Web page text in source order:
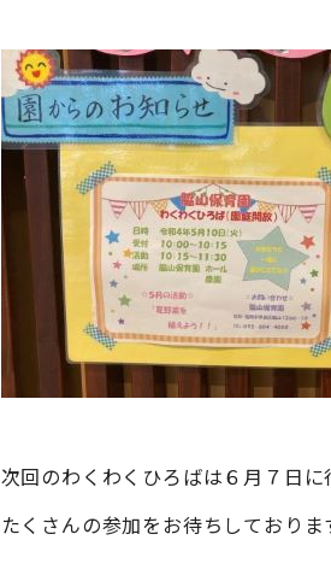
次回のわくわくひろばは６月７日に
たくさんの参加をお待ちしており